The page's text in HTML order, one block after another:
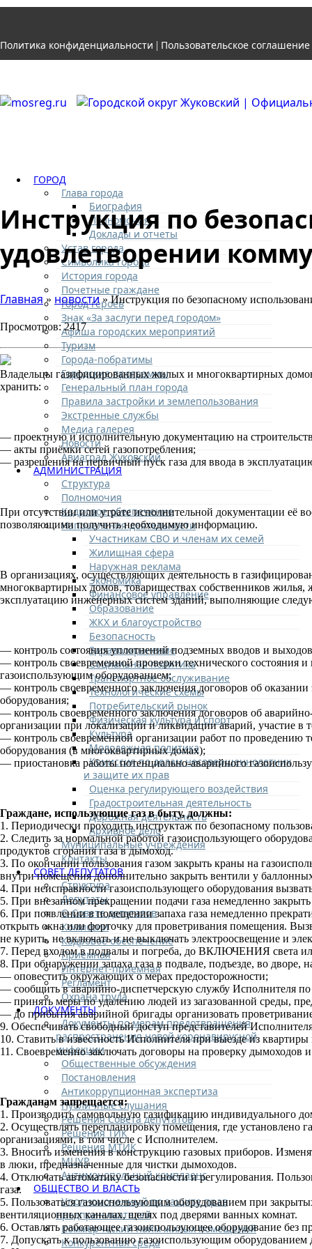
Политика конфиденциальности | Пользовательское соглашение
ГОРОД
Глава города
Биография
Полномочия
Доклады и отчеты
Устав города
Символика города
История города
Почетные граждане
Город героев
Знак «За заслуги перед городом»
Афиша городских мероприятий
Туризм
Города-побратимы
Городские программы
Генеральный план города
Правила застройки и землепользования
Экстренные службы
Медиа галерея
Новости
Авиаград Жуковский
АДМИНИСТРАЦИЯ
Структура
Полномочия
Кадровое обеспечение
Направления деятельности
Участникам СВО и членам их семей
Жилищная сфера
Наружная реклама
Экономика
Финансовое управление
Образование
ЖКХ и благоустройство
Безопасность
Здравоохранение
Социальная политика
Транспортное обслуживание
Технологические схемы
Потребительский рынок
Физическая культура и спорт
Культура
Молодежная политика
Комиссия по делам несовершеннолетних
и защите их прав
Оценка регулирующего воздействия
Градостроительная деятельность
Дорожная деятельность
Архивное дело
Муниципальные учреждения
Контакты
СОВЕТ ДЕПУТАТОВ
Структура
Депутаты
О Совете депутатов
Комиссии
Кадровое обеспечение
Приемная
Интернет-приемная
Регламент
Охрана труда
ДОКУМЕНТЫ
Документы по мерам предотвращения
распространения новой коронавирусной
инфекции
Общественные обсуждения
Постановления
Антикоррупционная экспертиза
Публичные слушания
Решения Совета депутатов
Решения ТИК
Решения МТИК
МЦУР
Антимонопольный комплаенс
ОБЩЕСТВО И ВЛАСТЬ
Уполномоченный по защите прав
предпринимателей
Коммерческий найм жилых помещений
Конкурентная среда
Инструкция по
удовлетворении
Главная » новости» Инструкция по безопасному
Просмотров: 2417
Владельцы газифицированных жилых и многоквартирных
хранить:
— проектную и исполнительную документацию на
— акты приёмки сетей газопотребления;
— разрешения на первичный пуск газа для ввода в
При отсутствии или утрате исполнительной документации её
позволяющими получить необходимую информацию.
В организациях, осуществляющих деятельность в
многоквартирных домов, товариществах собственников
эксплуатацию инженерных систем зданий, выполняющие
— контроль состояния уплотнений подземных вводов и
— контроль своевременной проверки технического состояния
газоиспользующим оборудованием;
— контроль своевременного заключения договоров об
оборудования;
— контроль своевременного заключения договоров об
организации при локализации и ликвидации аварий, участие
— контроль своевременной организации работ по проведению
оборудования (в многоквартирных домах);
— приостановка работы потенциально-аварийного
Граждане, использующие газ в быту, должны:
1. Периодически проходить инструктаж по безопасному
2. Следить за нормальной работой газоиспользующего
продуктов сгорания газа в дымоход.
3. По окончании пользования газом закрыть краны на
внутри помещения дополнительно закрыть вентили у
4. При неисправности газоиспользующего оборудования
5. При внезапном прекращении подачи газа немедленно
6. При появлении в помещении запаха газа немедленно
открыть окна или форточку для проветривания помещения.
не курить, не включать и не выключать электроосвещение и
7. Перед входом в подвалы и погреба, до ВКЛЮЧЕНИЯ света или
8. При обнаружении запаха газа в подвале, подъезде, во дворе,
— оповестить окружающих о мерах предосторожности;
— сообщить в аварийно-диспетчерскую службу Исполнителя по
— принять меры по удалению людей из загазованной среды,
— до прибытия аварийной бригады организовать
9. Обеспечивать свободный доступ представителей
10. Ставить в известность Исполнителя при выезде из квартиры
11. Своевременно заключать договоры на проверку дымоходов
Гражданам запрещается:
1. Производить самовольную газификацию индивидуального
2. Осуществлять перепланировку помещения, где установлено
организациями, в том числе с Исполнителем.
3. Вносить изменения в конструкцию газовых приборов.
в люки, предназначенные для чистки дымоходов.
4. Отключать автоматику безопасности и регулирования.
газа.
5. Пользоваться газоиспользующим оборудованием при
вентиляционных каналах, щелях под дверями ванных комнат.
6. Оставлять работающее газоиспользующее оборудование
7. Допускать к пользованию газоиспользующим